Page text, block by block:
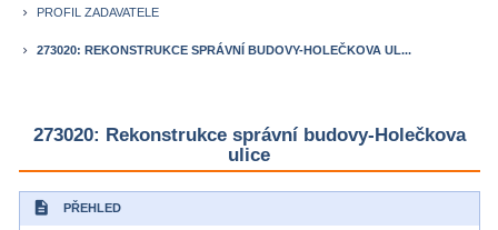
keyboard_arrow_right PROFIL ZADAVATELE
keyboard_arrow_right 273020: REKONSTRUKCE SPRÁVNÍ BUDOVY-HOLEČKOVA UL...
273020: Rekonstrukce správní budovy-Holečkova
ulice
description PŘEHLED